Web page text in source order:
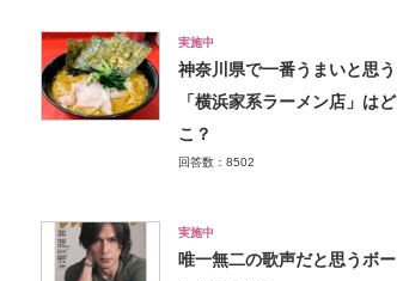
実施中
神奈川県で一番うまいと思う
「横浜家系ラーメン店」はど
こ？
回答数：8502
実施中
唯一無二の歌声だと思うボー